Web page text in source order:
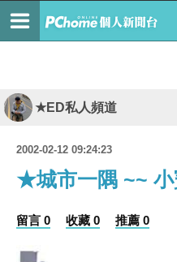
★ED私人頻道
2002-02-12 09:24:23
★城市一隅 ~~ 小
留言 0 收藏 0 推薦 0